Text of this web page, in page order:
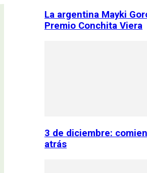
La argentina Mayki
Premio Conchita Viera
3 de diciembre:
atrás